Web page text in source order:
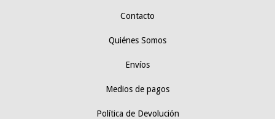
Contacto
Quiénes Somos
Envíos
Medios de pagos
Política de Devolución